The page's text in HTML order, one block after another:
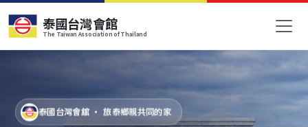
泰國台灣會館
The Taiwan Association of Thailand
泰國台灣會舘 · 旅泰鄉親共同的家